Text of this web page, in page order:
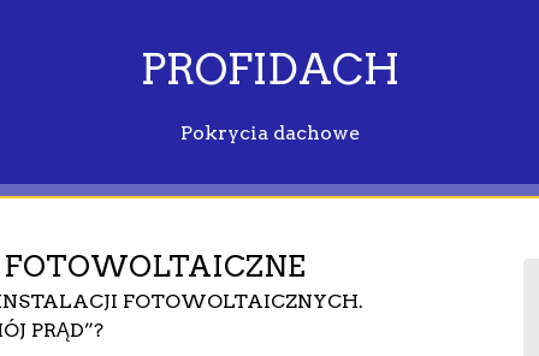
PROFIDACH
Pokrycia dachowe
FOTOWOLTAICZNYCH.
PRĄD”?